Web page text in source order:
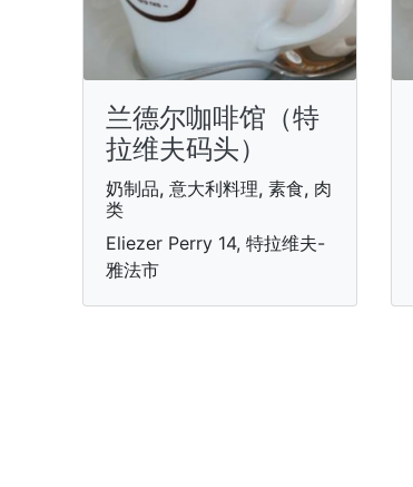
兰德尔咖啡馆（特
拉维夫码头）
奶制品, 意大利料理, 素食, 肉
类
Eliezer Perry 14, 特拉维夫-
雅法市